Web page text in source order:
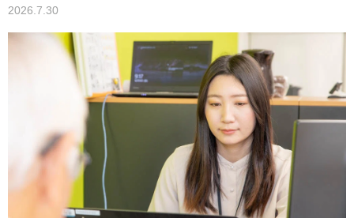
2026.7.30